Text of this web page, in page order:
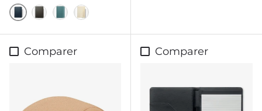
bleu marine
Comparer Comparer